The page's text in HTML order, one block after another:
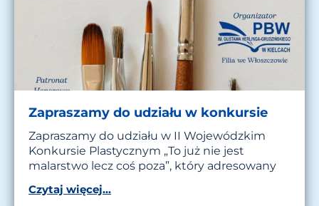
Zapraszamy do udziału w konkursie
Zapraszamy do udziału w II Wojewódzkim
Konkursie Plastycznym „To już nie jest
malarstwo lecz coś poza”, który adresowany
Czytaj więcej...